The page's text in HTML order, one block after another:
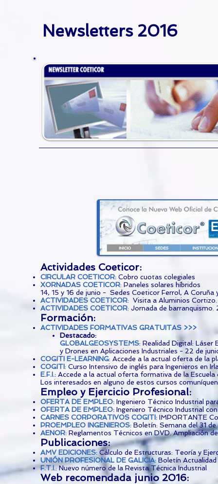
Newsletters 2016
Actividades Coeticor:
CIRCULAR COETICOR: Cobro cuotas colegiales
XORNADAS COETICOR: Paneles solares híbridos
14, 15 y 16 de junio - Sedes Coeticor Ferrol, A
ACTIVIDADES COETICOR: Visita a Aluminios
ACTIVIDADES COETICOR: Jornada de
Formación:
ACTIVIDADES FORMATIVAS GRATUITAS >>>
Destacado:
GLOBALGEOSYSTEMS: Realidad Digital: Láser
y Drones en Aplicaciones Industriales - 22 de
COGITI E-LEARNING: Accede a la actual oferta de la
COGITI: Curso Intensivo de inglés para Ingenieros en
E.F.I.: Accede a la actual oferta formativa de la Escuela
Los interesados en alguno de estos cursos
​Empleo y Ejercicio Profesional:
OFERTA DE EMPLEO: Ingeniero Técnico Industrial
OFERTA DE EMPLEO: Ingeniero Técnico Industrial
CARNES CORPORATIVOS COGITI: IMPORTANTE
PROEMPLEO INGENIEROS: Boletín: Semana del 31
AENOR: Reglamentos Técnicos en DVD. Ampliación
Publicaciones:
AMV EDICIONES: Cálculo de Estructuras: Teoría y
UNIÓN PROFESIONAL DE GALICIA: Boletín
F.T.I.: Nuevo número de la Revista Técnica Industrial
Web recomendada junio 2016: